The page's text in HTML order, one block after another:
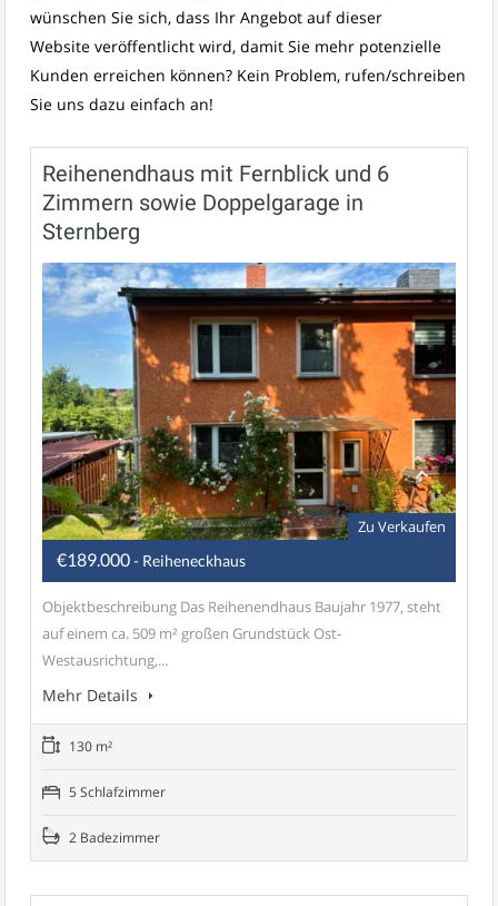
wünschen Sie sich, dass Ihr Angebot auf dieser
Website veröffentlicht wird, damit Sie mehr potenzielle
Kunden erreichen können? Kein Problem, rufen/schreiben
Sie uns dazu einfach an!
Reihenendhaus mit Fernblick und 6
Zimmern sowie Doppelgarage in
Sternberg
Zu Verkaufen
€189.000- Reiheneckhaus
Objektbeschreibung Das Reihenendhaus Baujahr 1977, steht
auf einem ca. 509 m² großen Grundstück Ost-
Westausrichtung,...
Mehr Details
130 m²
5 Schlafzimmer
2 Badezimmer